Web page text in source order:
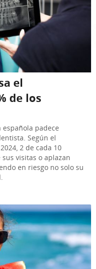
el
de los
padece
Según el
2 de cada 10
visitas o aplazan
en riesgo no solo su